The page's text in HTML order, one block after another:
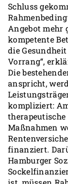
Schluss
Angebot mehr
kompetente
die
Vorrang“,
Die
anspricht,
kompliziert:
Maßnahmen
finanziert.
Hamburger